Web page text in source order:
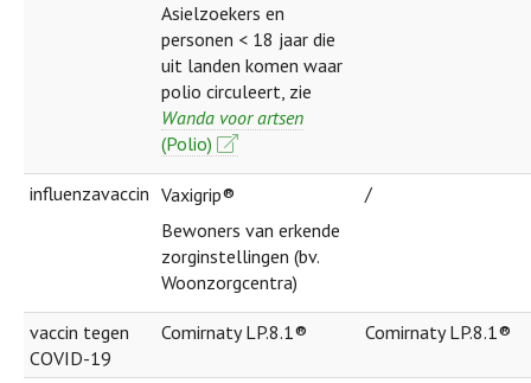
Asielzoekers en
personen < 18 jaar die
uit landen komen waar
polio circuleert, zie
Wanda voor artsen
(Polio)
influenzavaccin Vaxigrip®
Bewoners van erkende
zorginstellingen (bv.
Woonzorgcentra)
/
vaccin tegen
COVID-19
Comirnaty LP.8.1® Comirnaty LP.8.1®